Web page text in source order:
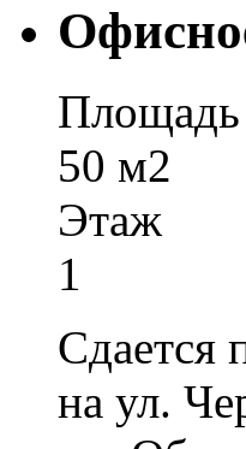
Площадь
50 м2
Этаж
1
Сдается
на ул.